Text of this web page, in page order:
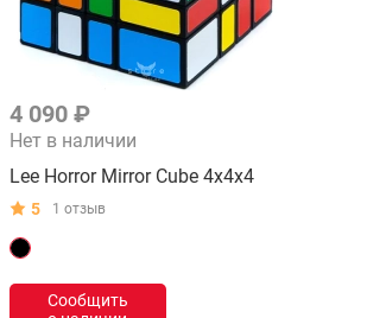
4 090 ₽
Нет в наличии
Lee Horror Mirror Cube 4x4x4
5 1 отзыв
Сообщить